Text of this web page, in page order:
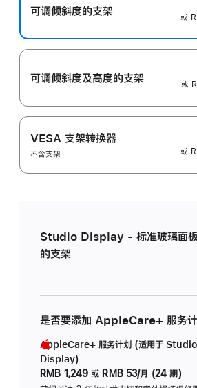
可调倾斜度的支架
或
可调倾斜度及高‍度的支‍架
或
VESA 支架转换器
不含支架
或
Studio Display - 标准玻璃面
的支架
是否要添加 AppleCare+ 服务计
AppleCare+ 服务计划 (适用于 Studio
Display)
RMB 1,249 或 RMB 53/月 (24 期)